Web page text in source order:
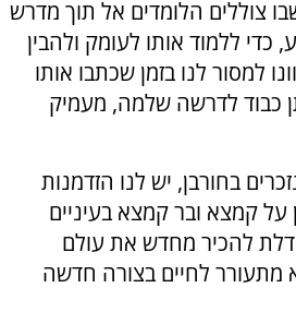
צוללים הלומדים אל תוך מדרש
ללמוד אותו לעומק ולהבין
למסור לנו בזמן שכתבו אותו
כבוד לדרשה שלמה, מעמיק
בחורבן, יש לנו הזדמנות
על קמצא ובר קמצא בעיניים
להכיר מחדש את עולם
מתעורר לחיים בצורה חדשה